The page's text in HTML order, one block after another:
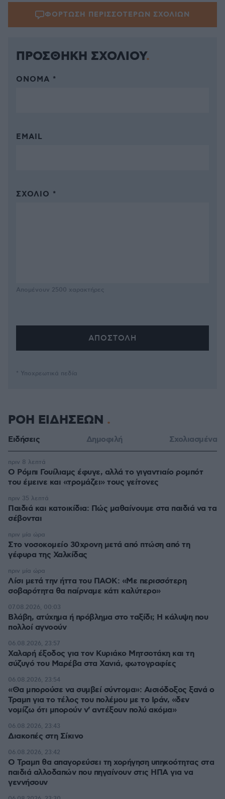
ΦΟΡΤΩΣΗ ΠΕΡΙΣΣΟΤΕΡΩΝ ΣΧΟΛΙΩΝ
ΠΡΟΣΘΗΚΗ ΣΧΟΛΙΟΥ
ΌΝΟΜΑ *
EMAIL
ΣΧΌΛΙΟ *
Απομένουν 2500 χαρακτήρες
* Υποχρεωτικά πεδία
ΡΟΗ ΕΙΔΗΣΕΩΝ
Ειδήσεις Δημοφιλή Σχολιασμένα
Ο Ρόμπι Γουίλιαμς έφυγε, αλλά το γιγαντιαίο ρομπότ
του έμεινε και «τρομάζει» τους γείτονες
πριν 8 λεπτά
Παιδιά και κατοικίδια: Πώς μαθαίνουμε στα παιδιά να τα
σέβονται
πριν 35 λεπτά
Στο νοσοκομείο 30χρονη μετά από πτώση από τη
γέφυρα της Χαλκίδας
πριν μία ώρα
Λίσι μετά την ήττα του ΠΑΟΚ: «Με περισσότερη
σοβαρότητα θα παίρναμε κάτι καλύτερο»
πριν μία ώρα
Βλάβη, ατύχημα ή πρόβλημα στο ταξίδι; Η κάλυψη που
πολλοί αγνοούν
07.08.2026, 00:03
Χαλαρή έξοδος για τον Κυριάκο Μητσοτάκη και τη
σύζυγό του Μαρέβα στα Χανιά, φωτογραφίες
06.08.2026, 23:57
«Θα μπορούσε να συμβεί σύντομα»: Αισιόδοξος ξανά ο
Τραμπ για το τέλος του πολέμου με το Ιράν, «δεν
νομίζω ότι μπορούν ν' αντέξουν πολύ ακόμα»
06.08.2026, 23:54
Διακοπές στη Σίκινο
06.08.2026, 23:43
Ο Τραμπ θα απαγορεύσει τη χορήγηση υπηκοότητας στα
παιδιά αλλοδαπών που πηγαίνουν στις ΗΠΑ για να
γεννήσουν
06.08.2026, 23:42